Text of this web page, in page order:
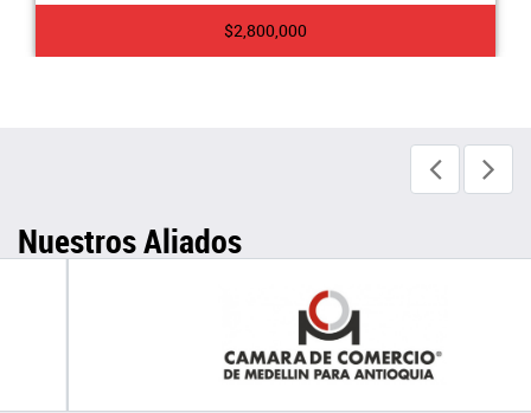
$2,800,000
Nuestros Aliados